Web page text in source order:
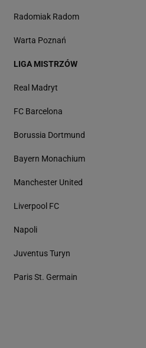
Radomiak Radom
Warta Poznań
LIGA MISTRZÓW
Real Madryt
FC Barcelona
Borussia Dortmund
Bayern Monachium
Manchester United
Liverpool FC
Napoli
Juventus Turyn
Paris St. Germain